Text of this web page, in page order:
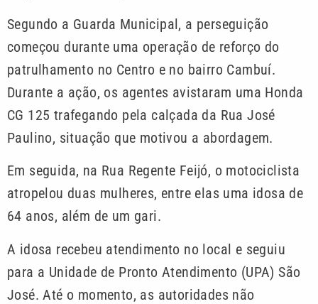
Segundo a Guarda Municipal, a perseguição
começou durante uma operação de reforço do
patrulhamento no Centro e no bairro Cambuí.
Durante a ação, os agentes avistaram uma Honda
CG 125 trafegando pela calçada da Rua José
Paulino, situação que motivou a abordagem.
Em seguida, na Rua Regente Feijó, o motociclista
atropelou duas mulheres, entre elas uma idosa de
64 anos, além de um gari.
A idosa recebeu atendimento no local e seguiu
para a Unidade de Pronto Atendimento (UPA) São
José. Até o momento, as autoridades não